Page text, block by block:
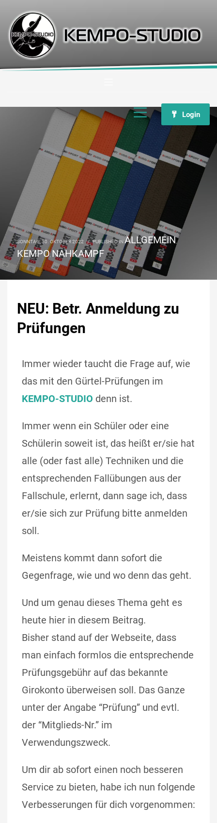
Login
SONNTAG, 30. OKTOBER 2022 / PUBLISHED INALLGEMEIN
KEMPO, NAHKAMPF
NEU: Betr. Anmeldung zu
Prüfungen
Immer wieder taucht die Frage auf, wie
das mit den Gürtel-Prüfungen im
KEMPO-STUDIO denn ist.
Immer wenn ein Schüler oder eine
Schülerin soweit ist, das heißt er/sie hat
alle (oder fast alle) Techniken und die
entsprechenden Fallübungen aus der
Fallschule, erlernt, dann sage ich, dass
er/sie sich zur Prüfung bitte anmelden
soll.
Meistens kommt dann sofort die
Gegenfrage, wie und wo denn das geht.
Und um genau dieses Thema geht es
heute hier in diesem Beitrag.
Bisher stand auf der Webseite, dass
man einfach formlos die entsprechende
Prüfungsgebühr auf das bekannte
Girokonto überweisen soll. Das Ganze
unter der Angabe “Prüfung” und evtl.
der “Mitglieds-Nr.” im
Verwendungszweck.
Um dir ab sofort einen noch besseren
Service zu bieten, habe ich nun folgende
Verbesserungen für dich vorgenommen: